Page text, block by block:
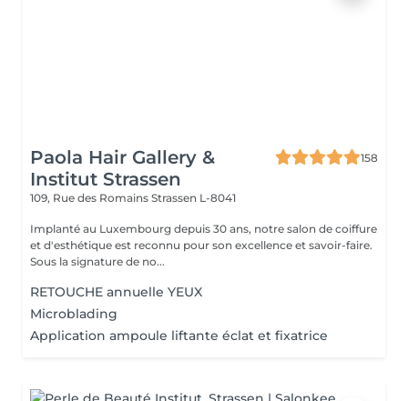
Paola Hair Gallery &
Institut Strassen
158
109, Rue des Romains Strassen L-8041
Implanté au Luxembourg depuis 30 ans, notre salon de coiffure
et d'esthétique est reconnu pour son excellence et savoir-faire.
Sous la signature de no...
RETOUCHE annuelle YEUX
Microblading
Application ampoule liftante éclat et fixatrice